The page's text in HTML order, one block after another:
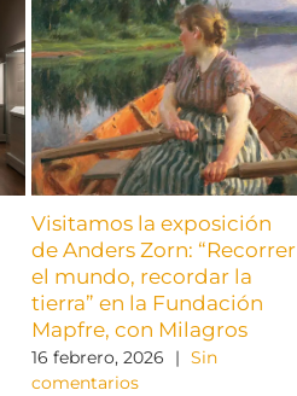
Visitamos la exposición
de Anders Zorn: “Recorrer
el mundo, recordar la
tierra” en la Fundación
Mapfre, con Milagros
16 febrero, 2026 | Sin
comentarios